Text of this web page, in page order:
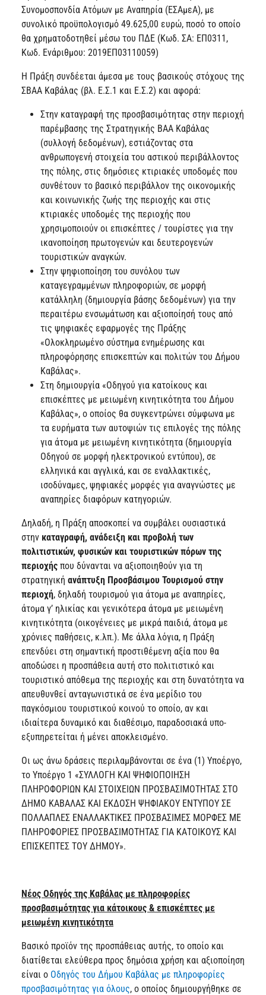
Συνομοσπονδία Ατόμων με Αναπηρία (ΕΣΑμεΑ), με
συνολικό προϋπολογισμό 49.625,00 ευρώ, ποσό το οποίο
θα χρηματοδοτηθεί μέσω του ΠΔΕ (Κωδ. ΣΑ: ΕΠ0311,
Κωδ. Ενάριθμου: 2019ΕΠ03110059)
Η Πράξη συνδέεται άμεσα με τους βασικούς στόχους της
ΣΒΑΑ Καβάλας (βλ. Ε.Σ.1 και Ε.Σ.2) και αφορά:
Στην καταγραφή της προσβασιμότητας στην περιοχή
παρέμβασης της Στρατηγικής ΒΑΑ Καβάλας
(συλλογή δεδομένων), εστιάζοντας στα
ανθρωπογενή στοιχεία του αστικού περιβάλλοντος
της πόλης, στις δημόσιες κτιριακές υποδομές που
συνθέτουν το βασικό περιβάλλον της οικονομικής
και κοινωνικής ζωής της περιοχής και στις
κτιριακές υποδομές της περιοχής που
χρησιμοποιούν οι επισκέπτες / τουρίστες για την
ικανοποίηση πρωτογενών και δευτερογενών
τουριστικών αναγκών.
Στην ψηφιοποίηση του συνόλου των
καταγεγραμμένων πληροφοριών, σε μορφή
κατάλληλη (δημιουργία βάσης δεδομένων) για την
περαιτέρω ενσωμάτωση και αξιοποίησή τους από
τις ψηφιακές εφαρμογές της Πράξης
«Ολοκληρωμένο σύστημα ενημέρωσης και
πληροφόρησης επισκεπτών και πολιτών του Δήμου
Καβάλας».
Στη δημιουργία «Οδηγού για κατοίκους και
επισκέπτες με μειωμένη κινητικότητα του Δήμου
Καβάλας», ο οποίος θα συγκεντρώνει σύμφωνα με
τα ευρήματα των αυτοψιών τις επιλογές της πόλης
για άτομα με μειωμένη κινητικότητα (δημιουργία
Οδηγού σε μορφή ηλεκτρονικού εντύπου), σε
ελληνικά και αγγλικά, και σε εναλλακτικές,
ισοδύναμες, ψηφιακές μορφές για αναγνώστες με
αναπηρίες διαφόρων κατηγοριών.
Δηλαδή, η Πράξη αποσκοπεί να συμβάλει ουσιαστικά
στην καταγραφή, ανάδειξη και προβολή των
πολιτιστικών, φυσικών και τουριστικών πόρων της
περιοχής που δύνανται να αξιοποιηθούν για τη
στρατηγική ανάπτυξη Προσβάσιμου Τουρισμού στην
περιοχή, δηλαδή τουρισμού για άτομα με αναπηρίες,
άτομα γ’ ηλικίας και γενικότερα άτομα με μειωμένη
κινητικότητα (οικογένειες με μικρά παιδιά, άτομα με
χρόνιες παθήσεις, κ.λπ.). Με άλλα λόγια, η Πράξη
επενδύει στη σημαντική προστιθέμενη αξία που θα
αποδώσει η προσπάθεια αυτή στο πολιτιστικό και
τουριστικό απόθεμα της περιοχής και στη δυνατότητα να
απευθυνθεί ανταγωνιστικά σε ένα μερίδιο του
παγκόσμιου τουριστικού κοινού το οποίο, αν και
ιδιαίτερα δυναμικό και διαθέσιμο, παραδοσιακά υπο-
εξυπηρετείται ή μένει αποκλεισμένο.
Οι ως άνω δράσεις περιλαμβάνονται σε ένα (1) Υποέργο,
το Υποέργο 1 «ΣΥΛΛΟΓΗ ΚΑΙ ΨΗΦΙΟΠΟΙΗΣΗ
ΠΛΗΡΟΦΟΡΙΩΝ ΚΑΙ ΣΤΟΙΧΕΙΩΝ ΠΡΟΣΒΑΣΙΜΟΤΗΤΑΣ ΣΤΟ
ΔΗΜΟ ΚΑΒΑΛΑΣ ΚΑΙ ΕΚΔΟΣΗ ΨΗΦΙΑΚΟΥ ΕΝΤΥΠΟΥ ΣΕ
ΠΟΛΛΑΠΛΕΣ ΕΝΑΛΛΑΚΤΙΚΕΣ ΠΡΟΣΒΑΣΙΜΕΣ ΜΟΡΦΕΣ ΜΕ
ΠΛΗΡΟΦΟΡΙΕΣ ΠΡΟΣΒΑΣΙΜΟΤΗΤΑΣ ΓΙΑ ΚΑΤΟΙΚΟΥΣ ΚΑΙ
ΕΠΙΣΚΕΠΤΕΣ ΤΟΥ ΔΗΜΟΥ».
Νέος Οδηγός της Καβάλας με πληροφορίες
προσβασιμότητας για κάτοικους & επισκέπτες με
μειωμένη κινητικότητα
Βασικό προϊόν της προσπάθειας αυτής, το οποίο και
διατίθεται ελεύθερα προς δημόσια χρήση και αξιοποίηση
είναι ο Οδηγός του Δήμου Καβάλας με πληροφορίες
προσβασιμότητας για όλους, ο οποίος δημιουργήθηκε σε